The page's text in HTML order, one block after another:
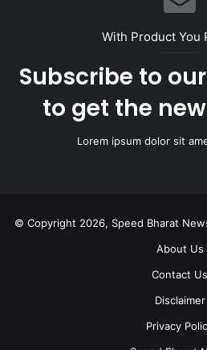
With Product You
Subscribe to
to get the
Lorem ipsum dolor sit
© Copyright 2026, Speed Bharat
About Us
Contact Us
Disclaimer
Privacy